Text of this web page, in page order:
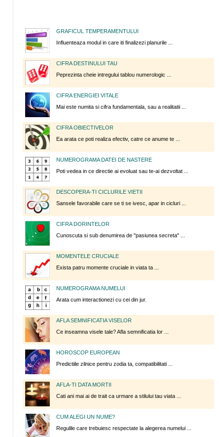
GRAFICUL TEMPERAMENTULUI
Influenteaza modul in care iti finalizezi planurile ...
CIFRA DESTINULUI TAU
Peprezinta cheie intregului tablou numerologic ...
CIFRA ENERGIEI VITALE
Mai este numita si cifra fundamentala, sau a realitatii ...
CIFRA OBIECTIVELOR
Ea arata ce poti realiza efectiv, catre ce anume te ...
NUMEROGRAMA DATEI DE NASTERE
Poti vedea in ce directie ai evoluat sau te-ai dezvoltat ...
DESCOPERA-TI CICLURILE VIETII
Sansele favorabile care se ti se ivesc, apar in cicluri ...
CIFRA DORINTELOR
Cunoscuta si sub denumirea de "pasiunea secreta" ...
MOMENTELE CRUCIALE
Exista patru momente cruciale in viata ta ...
NUMEROGRAMA NUMELUI
Arata cum interactionezi cu cei din jur.
AFLA SEMNIFICATIA VISELOR
Ce inseamna visele tale? Afla semnificatia lor ...
HOROSCOP EUROPEAN
Predictiile zilnice pentru zodia ta, compatibilitati ...
AFLA-TI DATA MORTII
Cati ani mai ai de trait ca urmare a stilului tau viata ...
CUM ALEGI UN NUME?
Regulile care trebuiesc respectate la alegerea numelui ...